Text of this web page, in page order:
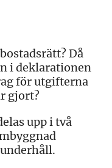
Då
i deklarationen
för utgifterna
gjort?
upp i två